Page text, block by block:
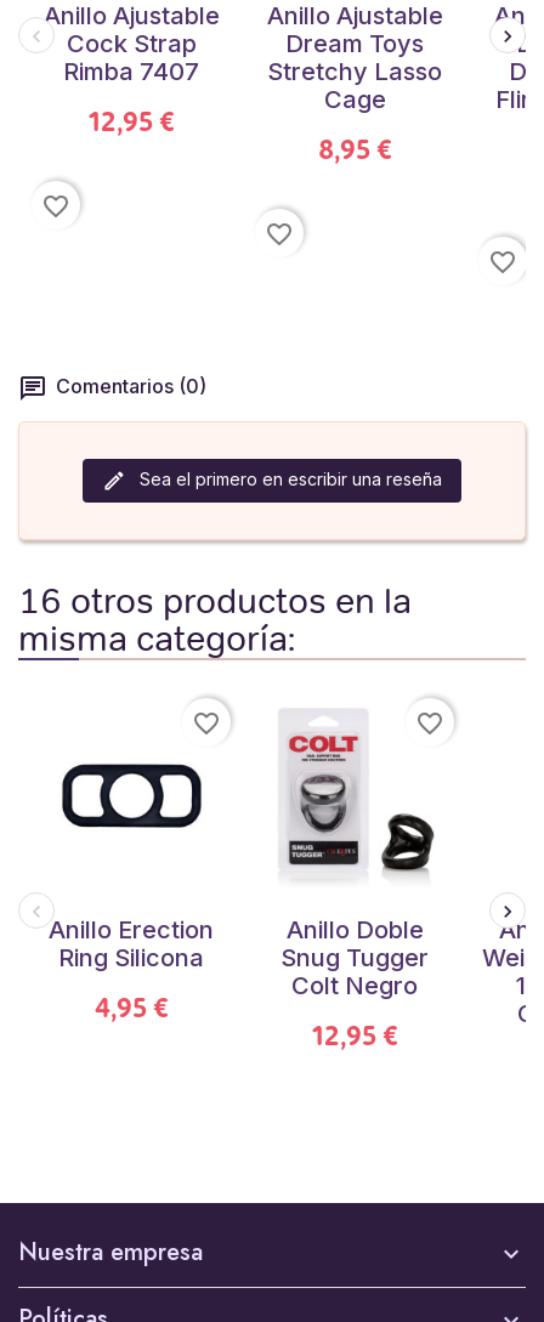
Anillo Ajustable
Cock Strap
Rimba 7407
12,95 €
favorite_border
Anillo Ajustable
Dream Toys
Stretchy Lasso
Cage
8,95 €
favorite_border
favorite_border
Comentarios (0)
Sea el primero en escribir una reseña
16 otros productos en la
misma categoría:
Anillo Erection
Ring Silicona
4,95 €
favorite_border
Anillo Doble
Snug Tugger
Colt Negro
12,95 €
favorite_border
Nuestra empresa 